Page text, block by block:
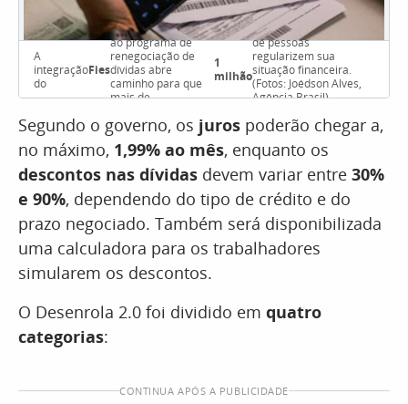
A
integração
do
Fies
ao programa de
renegociação de
dívidas abre
caminho para que
mais de
1
milhão
de pessoas
regularizem sua
situação financeira.
(Fotos: Joédson Alves,
Agência Brasil)
Segundo o governo, os juros poderão chegar a,
no máximo, 1,99% ao mês, enquanto os
descontos nas dívidas devem variar entre 30%
e 90%, dependendo do tipo de crédito e do
prazo negociado. Também será disponibilizada
uma calculadora para os trabalhadores
simularem os descontos.
O Desenrola 2.0 foi dividido em quatro
categorias:
CONTINUA APÓS A PUBLICIDADE